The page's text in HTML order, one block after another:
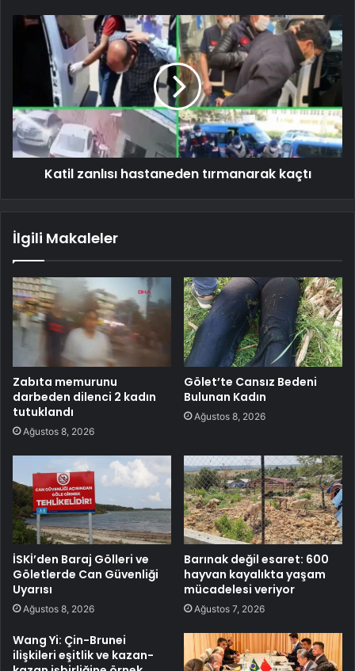
Katil zanlısı hastaneden tırmanarak kaçtı
İlgili Makaleler
Zabıta memurunu
darbeden dilenci 2 kadın
tutuklandı
Ağustos 8, 2026
Gölet’te Cansız Bedeni
Bulunan Kadın
Ağustos 8, 2026
İSKİ’den Baraj Gölleri ve
Göletlerde Can Güvenliği
Uyarısı
Ağustos 8, 2026
Barınak değil esaret: 600
hayvan kayalıkta yaşam
mücadelesi veriyor
Ağustos 7, 2026
Wang Yi: Çin-Brunei
ilişkileri eşitlik ve kazan-